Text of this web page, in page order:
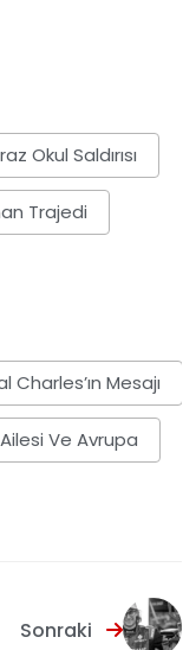
Okul Saldırısı
Trajedi
Charles’ın Mesajı
Ve Avrupa
Sonraki